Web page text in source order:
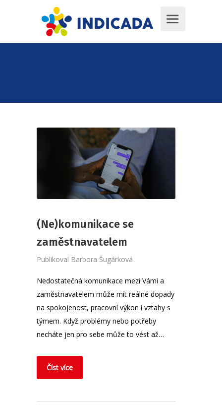
(Ne)komunikace se
zaměstnavatelem
Publikoval Barbora Šugárková
Nedostatečná komunikace mezi Vámi a
zaměstnavatelem může mít reálné dopady
na spokojenost, pracovní výkon i vztahy s
týmem. Když problémy nebo potřeby
necháte jen pro sebe může to vést až…
Číst více